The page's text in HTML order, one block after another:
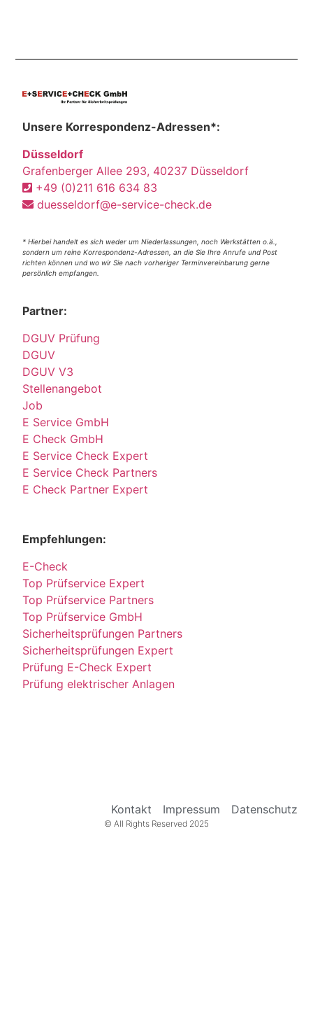
Unsere Korrespondenz-Adressen*:
Düsseldorf
Grafenberger Allee 293, 40237 Düsseldorf
+49 (0)211 616 634 83
duesseldorf@e-service-check.de
* Hierbei handelt es sich weder um Niederlassungen, noch Werkstätten o.ä.,
sondern um reine Korrespondenz-Adressen, an die Sie Ihre Anrufe und Post
richten können und wo wir Sie nach vorheriger Terminvereinbarung gerne
persönlich empfangen.
Partner:
DGUV Prüfung
DGUV
DGUV V3
Stellenangebot
Job
E Service GmbH
E Check GmbH
E Service Check Expert
E Service Check Partners
E Check Partner Expert
Empfehlungen:
E-Check
Top Prüfservice Expert
Top Prüfservice Partners
Top Prüfservice GmbH
Sicherheitsprüfungen Partners
Sicherheitsprüfungen Expert
Prüfung E-Check Expert
Prüfung elektrischer Anlagen
Kontakt Impressum Datenschutz
© All Rights Reserved 2025